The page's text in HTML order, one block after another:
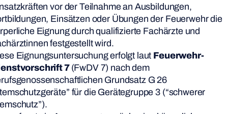
vor der Teilnahme an Ausbildungen,
Einsätzen oder Übungen der Feuerwehr die
Eignung durch qualifizierte Fachärzte und
festgestellt wird.
Eignungsuntersuchung erfolgt laut Feuerwehr-
7 (FwDV 7) nach dem
Grundsatz G 26
für die Gerätegruppe 3 (“schwerer